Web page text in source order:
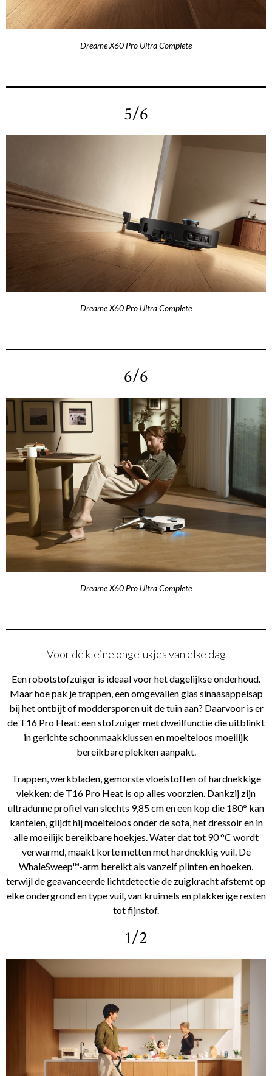
Dreame X60 Pro Ultra Complete
5/6
Dreame X60 Pro Ultra Complete
6/6
Dreame X60 Pro Ultra Complete
Voor de kleine ongelukjes van elke dag
Een robotstofzuiger is ideaal voor het dagelijkse onderhoud.
Maar hoe pak je trappen, een omgevallen glas sinaasappelsap
bij het ontbijt of moddersporen uit de tuin aan? Daarvoor is er
de T16 Pro Heat: een stofzuiger met dweilfunctie die uitblinkt
in gerichte schoonmaakklussen en moeiteloos moeilijk
bereikbare plekken aanpakt.
Trappen, werkbladen, gemorste vloeistoffen of hardnekkige
vlekken: de T16 Pro Heat is op alles voorzien. Dankzij zijn
ultradunne profiel van slechts 9,85 cm en een kop die 180° kan
kantelen, glijdt hij moeiteloos onder de sofa, het dressoir en in
alle moeilijk bereikbare hoekjes. Water dat tot 90 °C wordt
verwarmd, maakt korte metten met hardnekkig vuil. De
WhaleSweep™-arm bereikt als vanzelf plinten en hoeken,
terwijl de geavanceerde lichtdetectie de zuigkracht afstemt op
elke ondergrond en type vuil, van kruimels en plakkerige resten
tot fijnstof.
1/2